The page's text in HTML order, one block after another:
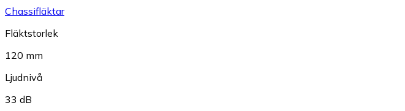
Chassifläktar
Fläktstorlek
120 mm
Ljudnivå
33 dB